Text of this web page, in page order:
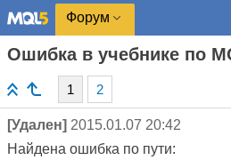
Форум
Ошибка в учебнике по
1 2
[Удален] 2015.01.07 20:42
Найдена ошибка по пути: